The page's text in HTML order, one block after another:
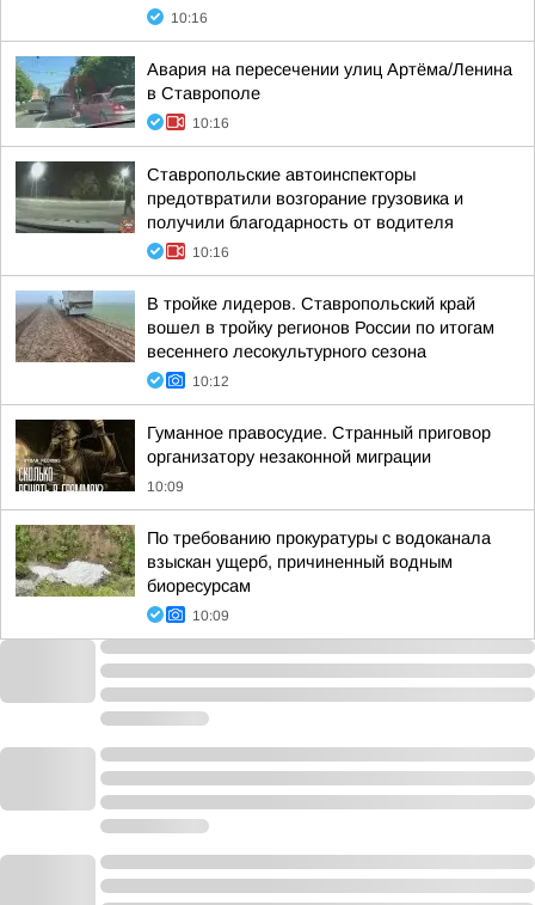
10:16
Авария на пересечении улиц Артёма/Ленина
в Ставрополе
10:16
Ставропольские автоинспекторы
предотвратили возгорание грузовика и
получили благодарность от водителя
10:16
В тройке лидеров. Ставропольский край
вошел в тройку регионов России по итогам
весеннего лесокультурного сезона
10:12
Гуманное правосудие. Странный приговор
организатору незаконной миграции
10:09
По требованию прокуратуры с водоканала
взыскан ущерб, причиненный водным
биоресурсам
10:09